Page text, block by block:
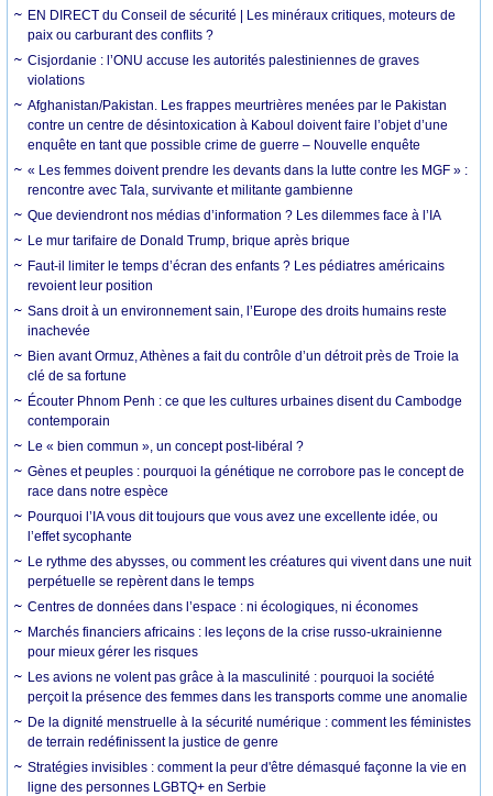
EN DIRECT du Conseil de sécurité | Les minéraux critiques, moteurs de
paix ou carburant des conflits ?
Cisjordanie : l’ONU accuse les autorités palestiniennes de graves
violations
Afghanistan/Pakistan. Les frappes meurtrières menées par le Pakistan
contre un centre de désintoxication à Kaboul doivent faire l’objet d’une
enquête en tant que possible crime de guerre – Nouvelle enquête
« Les femmes doivent prendre les devants dans la lutte contre les MGF » :
rencontre avec Tala, survivante et militante gambienne
Que deviendront nos médias d’information ? Les dilemmes face à l’IA
Le mur tarifaire de Donald Trump, brique après brique
Faut-il limiter le temps d’écran des enfants ? Les pédiatres américains
revoient leur position
Sans droit à un environnement sain, l’Europe des droits humains reste
inachevée
Bien avant Ormuz, Athènes a fait du contrôle d’un détroit près de Troie la
clé de sa fortune
Écouter Phnom Penh : ce que les cultures urbaines disent du Cambodge
contemporain
Le « bien commun », un concept post-libéral ?
Gènes et peuples : pourquoi la génétique ne corrobore pas le concept de
race dans notre espèce
Pourquoi l’IA vous dit toujours que vous avez une excellente idée, ou
l’effet sycophante
Le rythme des abysses, ou comment les créatures qui vivent dans une nuit
perpétuelle se repèrent dans le temps
Centres de données dans l’espace : ni écologiques, ni économes
Marchés financiers africains : les leçons de la crise russo-ukrainienne
pour mieux gérer les risques
Les avions ne volent pas grâce à la masculinité : pourquoi la société
perçoit la présence des femmes dans les transports comme une anomalie
De la dignité menstruelle à la sécurité numérique : comment les féministes
de terrain redéfinissent la justice de genre
Stratégies invisibles : comment la peur d'être démasqué façonne la vie en
ligne des personnes LGBTQ+ en Serbie